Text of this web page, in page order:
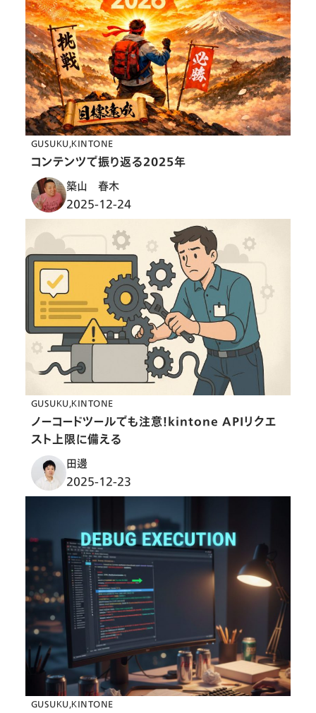
GUSUKU KINTONE
コンテンツで振り返る2025年
築山 春木
2025-12-24
GUSUKU KINTONE
ノーコードツールでも注意！kintone APIリクエ
スト上限に備える
田邊
2025-12-23
GUSUKU KINTONE